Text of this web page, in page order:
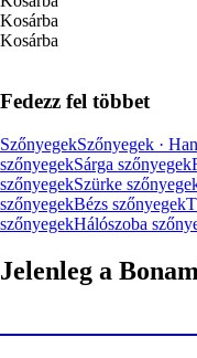
Kosárba
Kosárba
Fedezz fel többet
SzőnyegekSzőnyegek ·
szőnyegekSárga szőnyegek
szőnyegekSzürke
szőnyegekBézs szőnyegek
szőnyegekHálószoba
Jelenleg a